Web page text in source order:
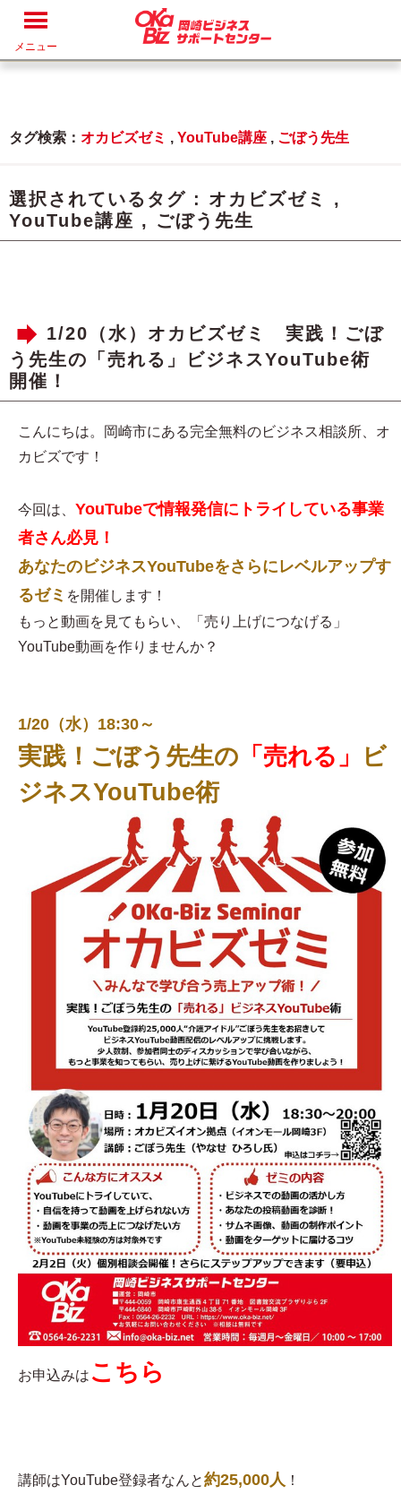
メニュー
タグ検索： オカビズゼミ , YouTube講座 , ごぼう先生
選択されているタグ : オカビズゼミ
,
YouTube講座 , ごぼう先生
1/20（水）オカビズゼミ 実践！ごぼ
う先生の「売れる」ビジネスYouTube術
開催！
こんにちは。岡崎市にある完全無料のビジネス相談所、オ
カビズです！
今回は、 YouTubeで情報発信にトライしている事業
者さん必見！
あなたのビジネスYouTubeをさらにレベルアップす
るゼミ を開催します！
もっと動画を見てもらい、「売り上げにつなげる」
YouTube動画を作りませんか？
1/20（水）18:30～
実践！ごぼう先生の 「売れる」
ビ
ジネスYouTube術
お申込みは こちら
講師はYouTube登録者なんと約25,000人 ！